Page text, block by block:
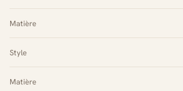
Matière
Style
Matière